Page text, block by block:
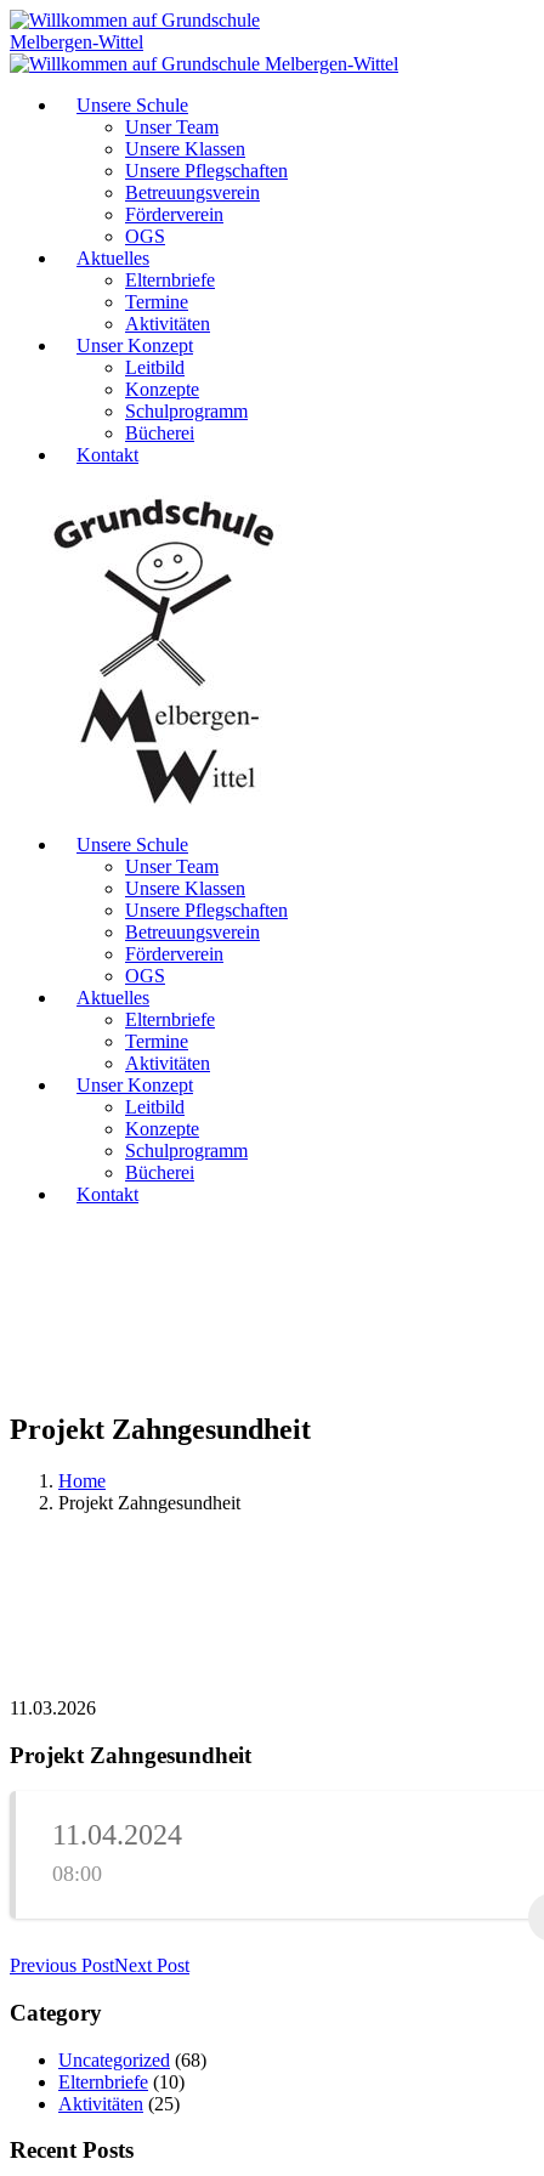
Unsere Schule
Unser Team
Unsere Klassen
Unsere Pflegschaften
Betreuungsverein
Förderverein
OGS
Aktuelles
Elternbriefe
Termine
Aktivitäten
Unser Konzept
Leitbild
Konzepte
Schulprogramm
Bücherei
Kontakt
Unsere Schule
Unser Team
Unsere Klassen
Unsere Pflegschaften
Betreuungsverein
Förderverein
OGS
Aktuelles
Elternbriefe
Termine
Aktivitäten
Unser Konzept
Leitbild
Konzepte
Schulprogramm
Bücherei
Kontakt
Projekt Zahngesundheit
Home
Projekt Zahngesundheit
11.03.2026
Projekt Zahngesundheit
11.04.2024
08:00
Previous PostNext Post
Category
Uncategorized (68)
Elternbriefe (10)
Aktivitäten (25)
Recent Posts